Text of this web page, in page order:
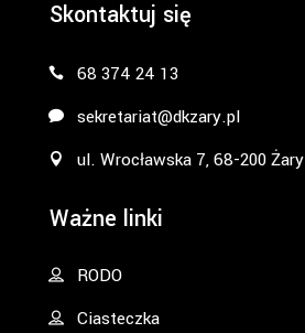
Skontaktuj się
68 374 24 13
sekretariat@dkzary.pl
ul. Wrocławska 7, 68-200 Żary
Ważne linki
RODO
Ciasteczka